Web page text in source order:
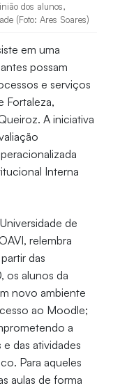
dos alunos,
(Foto: Ares Soares)
em uma
possam
e serviços
Fortaleza,
A iniciativa
Interna
de
relembra
das
os alunos da
novo ambiente
ao Moodle;
a
das atividades
Para aqueles
aulas de forma